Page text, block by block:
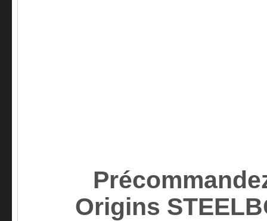
Origins